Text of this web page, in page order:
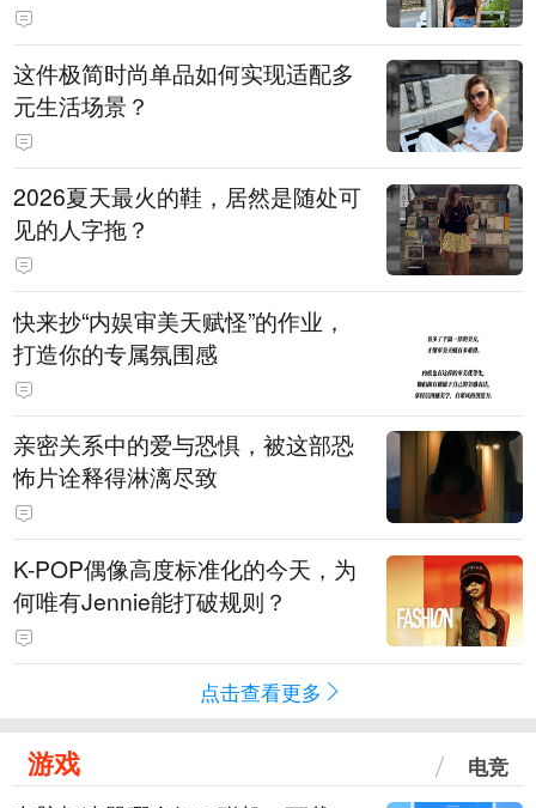
这件极简时尚单品如何实现适配多
元生活场景？
2026夏天最火的鞋，居然是随处可
见的人字拖？
快来抄“内娱审美天赋怪”的作业，
打造你的专属氛围感
亲密关系中的爱与恐惧，被这部恐
怖片诠释得淋漓尽致
K-POP偶像高度标准化的今天，为
何唯有Jennie能打破规则？
点击查看更多
游戏 电竞